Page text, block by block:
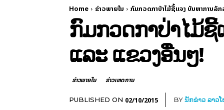
Home ຂ່າວພາຍ​ໃນ ກົມກວດກາປ່າໄມ້ຊີ້ແຈງ ບັນຫາການລັ
ກົມກວດກາປ່າໄມ້ຊີ້
ແລະ ແຂວງອື່ນໆ!
ຂ່າວພາຍ​ໃນ ຂ່າວເຫດການ
PUBLISHED ON 02/10/2015 BYນັກຂ່າວ ລາວ